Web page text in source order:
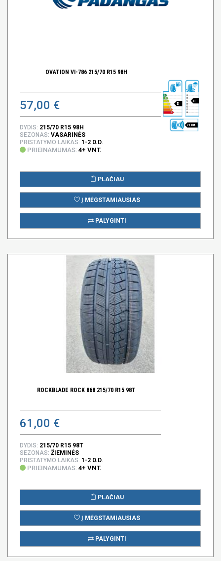
OVATION VI-786 215/70 R15 98H
57,00 € D
C
71 DB
DYDIS: 215/70 R15 98H
SEZONAS: VASARINĖS
PRISTATYMO LAIKAS: 1-2 D.D.
PRIEINAMUMAS: 4+ VNT.
PLAČIAU
Į MĖGSTAMIAUSIAS
PALYGINTI
ROCKBLADE ROCK 868 215/70 R15 98T
61,00 €
DYDIS: 215/70 R15 98T
SEZONAS: ŽIEMINĖS
PRISTATYMO LAIKAS: 1-2 D.D.
PRIEINAMUMAS: 4+ VNT.
PLAČIAU
Į MĖGSTAMIAUSIAS
PALYGINTI